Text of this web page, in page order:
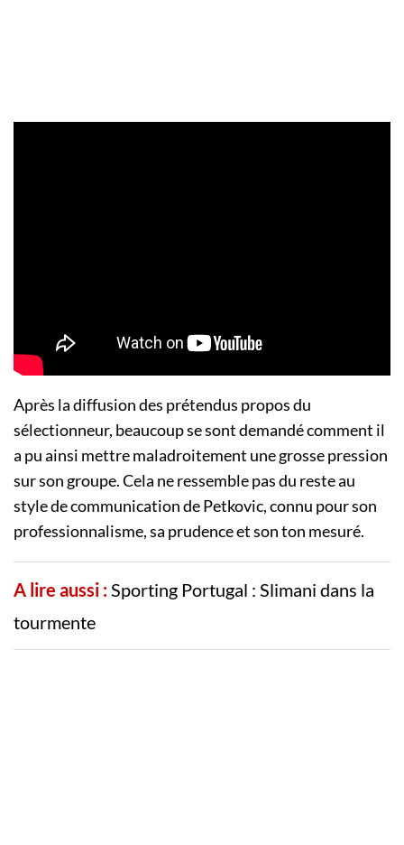
Après la diffusion des prétendus propos du
sélectionneur, beaucoup se sont demandé comment il
a pu ainsi mettre maladroitement une grosse pression
sur son groupe. Cela ne ressemble pas du reste au
style de communication de Petkovic, connu pour son
professionnalisme, sa prudence et son ton mesuré.
A lire aussi :Sporting Portugal : Slimani dans la
tourmente